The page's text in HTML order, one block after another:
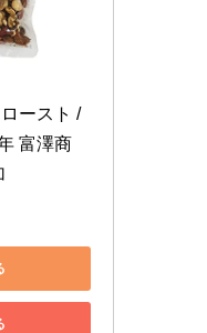
ースト /
富澤商